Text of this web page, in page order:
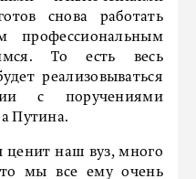
снова работать
профессиональным
То есть весь
реализовываться
с поручениями
Путина.
наш вуз, много
мы все ему очень